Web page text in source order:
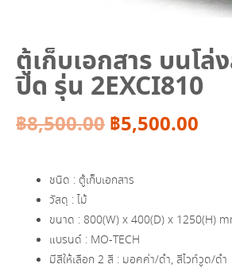
ตู้เก็บเอกสาร บนโล่
ปิด รุ่น 2EXCI810
฿8,500.00Original
was:
฿8,500.00.
฿5,500.00
฿
ชนิด : ตู้เก็บเอกสาร
วัสดุ : ไม้
ขนาด : 800(W) x 400(D) x 1250(H)
แบรนด์ : MO-TECH
มีสีให้เลือก 2 สี : มอคค่า/ดำ, สีไวท์วูด/ดำ